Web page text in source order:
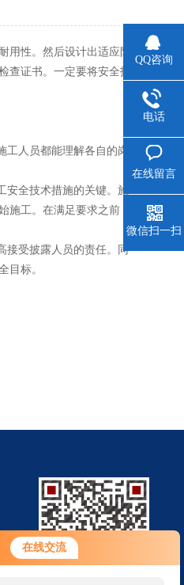
在线交流
性。然后设计出适应防
查证书。一定要将安全技
人员都能理解各自的岗
全技术措施的关键。施
工。在满足要求之前，
受披露人员的责任。同
目标。
QQ咨询
电话
在线留言
微信扫一扫